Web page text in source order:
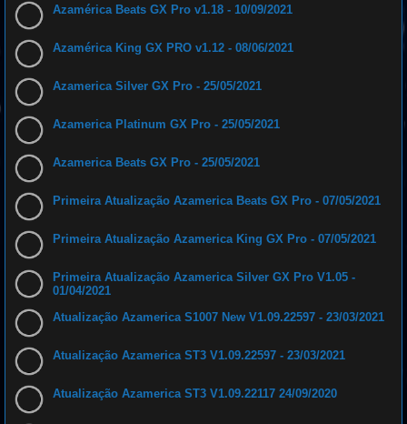
Azamérica Beats GX Pro v1.18 - 10/09/2021
Azamérica King GX PRO v1.12 - 08/06/2021
Azamerica Silver GX Pro - 25/05/2021
Azamerica Platinum GX Pro - 25/05/2021
Azamerica Beats GX Pro - 25/05/2021
Primeira Atualização Azamerica Beats GX Pro - 07/05/2021
Primeira Atualização Azamerica King GX Pro - 07/05/2021
Primeira Atualização Azamerica Silver GX Pro V1.05 -
01/04/2021
Atualização Azamerica S1007 New V1.09.22597 - 23/03/2021
Atualização Azamerica ST3 V1.09.22597 - 23/03/2021
Atualização Azamerica ST3 V1.09.22117 24/09/2020